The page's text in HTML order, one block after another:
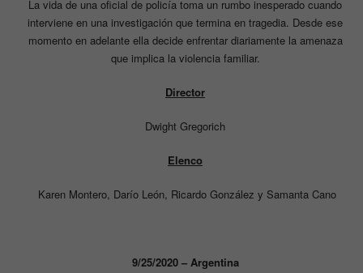
La vida de una oficial de policía toma un rumbo inesperado cuando
interviene en una investigación que termina en tragedia. Desde ese
momento en adelante ella decide enfrentar diariamente la amenaza
que implica la violencia familiar.
Director
Dwight Gregorich
Elenco
Karen Montero, Darío León, Ricardo González y Samanta Cano
9/25/2020 – Argentina